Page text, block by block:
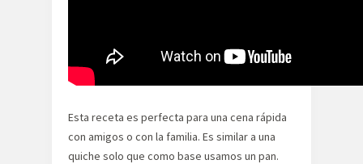
Esta receta es perfecta para una cena rápida
con amigos o con la familia. Es similar a una
quiche solo que como base usamos un pan.